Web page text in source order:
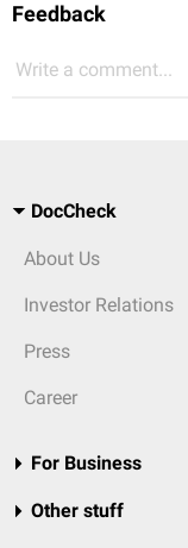
Feedback
Write a comment...
DocCheck
About Us
Investor Relations
Press
Career
For Business
Other stuff